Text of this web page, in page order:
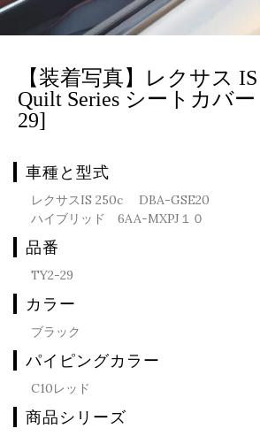
【装着写真】レクサス
Quilt Series シートカバ
29]
車種と型式
レクサスIS 250c DBA-GSE20
ハイブリッド 6AA-MXPJ１０
品番
TY2-29
カラー
ブラック
パイピングカラー
C10レッド
商品シリーズ